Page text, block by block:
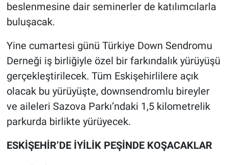
beslenmesine dair seminerler de katılımcılarla
buluşacak.
Yine cumartesi günü Türkiye Down Sendromu
Derneği iş birliğiyle özel bir farkındalık yürüyüşü
gerçekleştirilecek. Tüm Eskişehirlilere açık
olacak bu yürüyüşte, downsendromlu bireyler
ve aileleri Sazova Parkı’ndaki 1,5 kilometrelik
parkurda birlikte yürüyecek.
ESKİŞEHİR’DE İYİLİK PEŞİNDE KOŞACAKLAR